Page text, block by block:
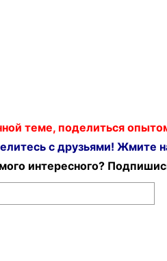
теме, поделиться
с друзьями! Жмите
интересного?